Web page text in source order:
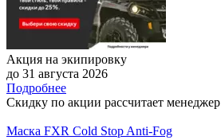
Акция на экипировку
до 31 августа 2026
Подробнее
Скидку по акции рассчитает менеджер
Маска FXR Cold Stop Anti-Fog